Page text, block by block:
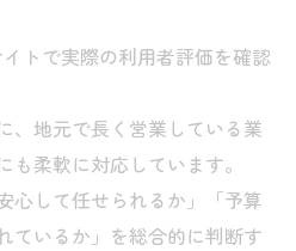
トで実際の利用者評価を確認
、地元で長く営業している業
柔軟に対応しています。
心して任せられるか」「予算
ているか」を総合的に判断す